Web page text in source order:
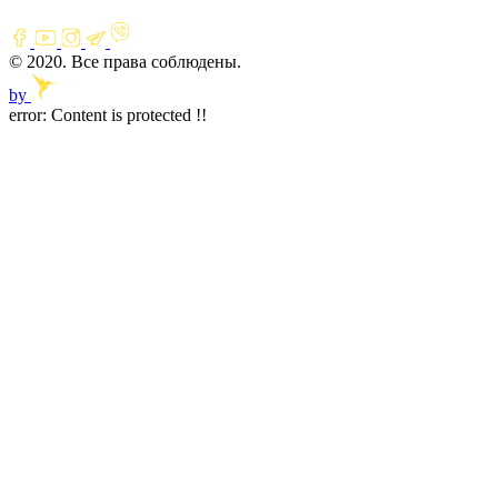
© 2020. Все права соблюдены.
by
error: Content is protected !!